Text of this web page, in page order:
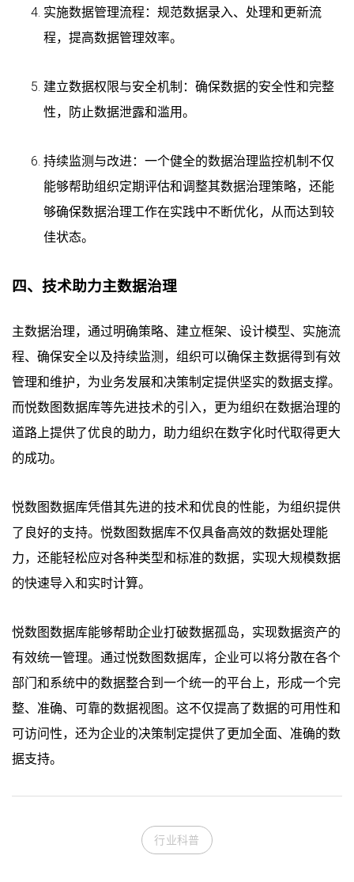
实施数据管理流程：规范数据录入、处理和更新流
程，提高数据管理效率。
建立数据权限与安全机制：确保数据的安全性和完整
性，防止数据泄露和滥用。
持续监测与改进：一个健全的数据治理监控机制不仅
能够帮助组织定期评估和调整其数据治理策略，还能
够确保数据治理工作在实践中不断优化，从而达到较
佳状态。
四、技术助力主数据治理
主数据治理，通过明确策略、建立框架、设计模型、实施流
程、确保安全以及持续监测，组织可以确保主数据得到有效
管理和维护，为业务发展和决策制定提供坚实的数据支撑。
而悦数图数据库等先进技术的引入，更为组织在数据治理的
道路上提供了优良的助力，助力组织在数字化时代取得更大
的成功。
悦数图数据库凭借其先进的技术和优良的性能，为组织提供
了良好的支持。悦数图数据库不仅具备高效的数据处理能
力，还能轻松应对各种类型和标准的数据，实现大规模数据
的快速导入和实时计算。
悦数图数据库能够帮助企业打破数据孤岛，实现数据资产的
有效统一管理。通过悦数图数据库，企业可以将分散在各个
部门和系统中的数据整合到一个统一的平台上，形成一个完
整、准确、可靠的数据视图。这不仅提高了数据的可用性和
可访问性，还为企业的决策制定提供了更加全面、准确的数
据支持。
行业科普